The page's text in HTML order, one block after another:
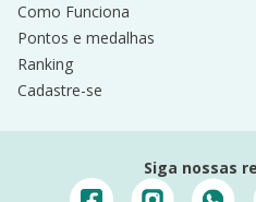
Como Funciona
Pontos e medalhas
Ranking
Cadastre-se
Siga nossas